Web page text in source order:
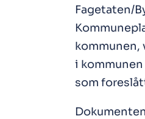
Fagetaten/
i
som